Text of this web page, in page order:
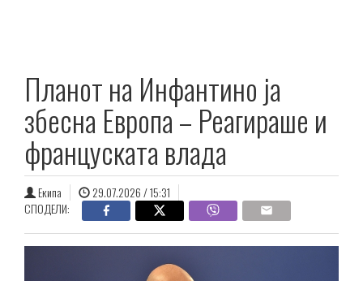
Планот на Инфантино ја
збесна Европа – Реагираше и
француската влада
Екипа
29.07.2026 / 15:31
СПОДЕЛИ: